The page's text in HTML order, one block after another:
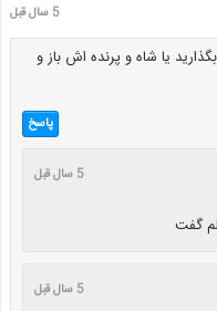
5 سال قبل
یا شاه و پرنده اش باز و
پاسخ
5 سال قبل
گفت
5 سال قبل